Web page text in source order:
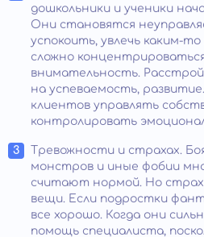
дошкольники и ученики
Они становятся
успокоить, увлечь каким-
сложно
внимательность.
на успеваемость,
клиентов управлять
контролировать
Тревожности и страхах.
монстров и иные фобии
считают нормой. Но
вещи. Если подростки
все хорошо. Когда они
помощь специалиста,